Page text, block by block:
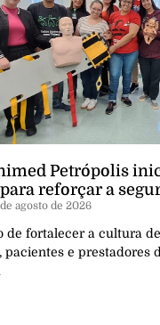
Petrópolis
reforçar a
agosto de 2026
de fortalecer a cultura
pacientes e prestadores